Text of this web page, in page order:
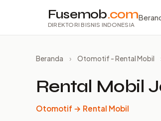
Fusemob.com
DIREKTORI BISNIS INDONESIA
Beranda › Otomotif - Rental Mobil
Rental Mobil
Otomotif → Rental Mobil